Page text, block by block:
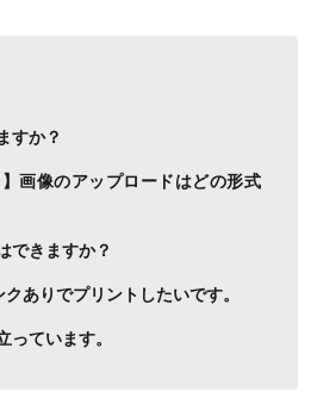
すか？
】画像のアップロードはどの形式
できますか？
ありでプリントしたいです。
っています。